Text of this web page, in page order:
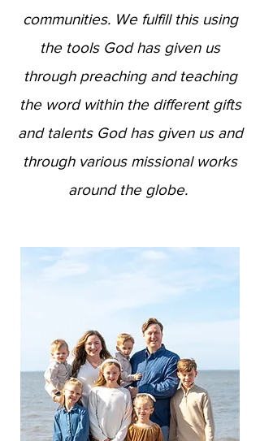
communities. We fulfill this using
the tools God has given us
through preaching and teaching
the word within the different gifts
and talents God has given us and
through various missional works
around the globe.